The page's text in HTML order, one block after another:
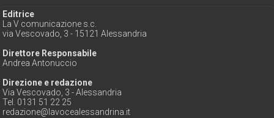
Editrice
La V comunicazione s.c.
via Vescovado, 3 - 15121 Alessandria
Direttore Responsabile
Andrea Antonuccio
Direzione e redazione
Via Vescovado, 3 - Alessandria
Tel. 0131 51 22 25
redazione@lavocealessandrina.it